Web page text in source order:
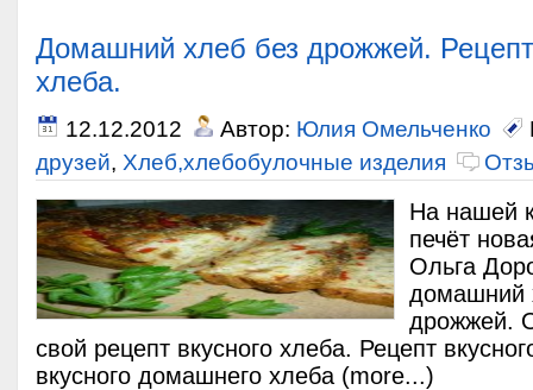
Домашний хлеб без дрожжей. Рецепт
хлеба.
12.12.2012 Автор: Юлия Омельченко
друзей, Хлеб,хлебобулочные изделия
На нашей
печёт
Ольга
домашний
дрожжей.
свой рецепт вкусного хлеба. Рецепт
вкусного домашнего хлеба (more...)